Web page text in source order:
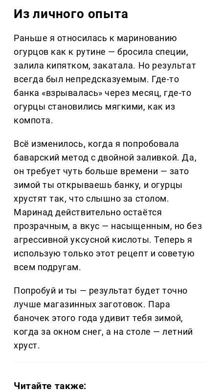
Из личного опыта
Раньше я относилась к маринованию
огурцов как к рутине — бросила специи,
залила кипятком, закатала. Но результат
всегда был непредсказуемым. Где-то
банка «взрывалась» через месяц, где-то
огурцы становились мягкими, как из
компота.
Всё изменилось, когда я попробовала
баварский метод с двойной заливкой. Да,
он требует чуть больше времени — зато
зимой ты открываешь банку, и огурцы
хрустят так, что слышно за столом.
Маринад действительно остаётся
прозрачным, а вкус — насыщенным, но без
агрессивной уксусной кислоты. Теперь я
использую только этот рецепт и советую
всем подругам.
Попробуй и ты — результат будет точно
лучше магазинных заготовок. Пара
баночек этого года удивит тебя зимой,
когда за окном снег, а на столе — летний
хруст.
Читайте также: